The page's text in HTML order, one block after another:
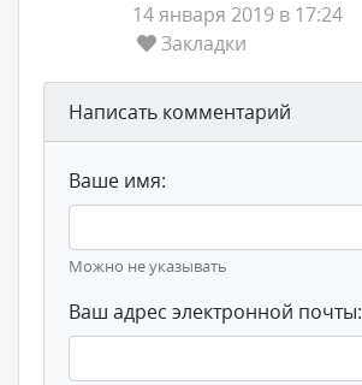
14 января 2019 в 17:24
Закладки
Написать комментарий
Ваше имя:
Можно не указывать
Ваш адрес электронной почты: